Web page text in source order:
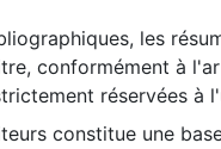
les
conformément à
réservées à
constitue une